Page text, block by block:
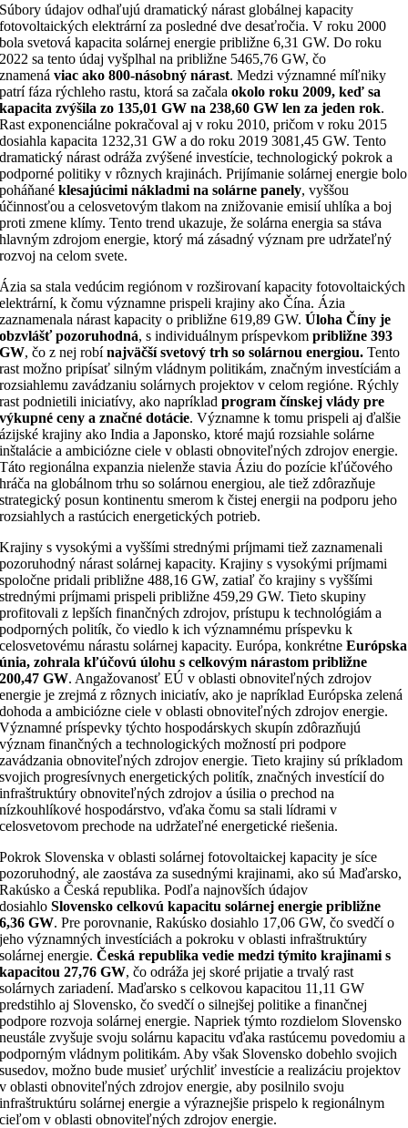
Súbory údajov odhaľujú dramatický nárast globálnej kapacity
fotovoltaických elektrární za posledné dve desaťročia. V roku 2000
bola svetová kapacita solárnej energie približne 6,31 GW. Do roku
2022 sa tento údaj vyšplhal na približne 5465,76 GW, čo
znamenáviac ako 800-násobný nárast. Medzi významné míľniky
patrí fáza rýchleho rastu, ktorá sa začalaokolo roku 2009, keď sa
kapacita zvýšila zo 135,01 GW na 238,60 GW len za jeden rok.
Rast exponenciálne pokračoval aj v roku 2010, pričom v roku 2015
dosiahla kapacita 1232,31 GW a do roku 2019 3081,45 GW. Tento
dramatický nárast odráža zvýšené investície, technologický pokrok a
podporné politiky v rôznych krajinách. Prijímanie solárnej energie bolo
poháňané klesajúcimi nákladmi na solárne panely, vyššou
účinnosťou a celosvetovým tlakom na znižovanie emisií uhlíka a boj
proti zmene klímy. Tento trend ukazuje, že solárna energia sa stáva
hlavným zdrojom energie, ktorý má zásadný význam pre udržateľný
rozvoj na celom svete.
Ázia sa stala vedúcim regiónom v rozširovaní kapacity fotovoltaických
elektrární, k čomu významne prispeli krajiny ako Čína. Ázia
zaznamenala nárast kapacity o približne 619,89 GW.Úloha Číny je
obzvlášť pozoruhodná, s individuálnym príspevkompribližne 393
GW, čo z nej robínajväčší svetový trh so solárnou energiou. Tento
rast možno pripísať silným vládnym politikám, značným investíciám a
rozsiahlemu zavádzaniu solárnych projektov v celom regióne. Rýchly
rast podnietili iniciatívy, ako napríkladprogram čínskej vlády pre
výkupné ceny a značné dotácie. Významne k tomu prispeli aj ďalšie
ázijské krajiny ako India a Japonsko, ktoré majú rozsiahle solárne
inštalácie a ambiciózne ciele v oblasti obnoviteľných zdrojov energie.
Táto regionálna expanzia nielenže stavia Áziu do pozície kľúčového
hráča na globálnom trhu so solárnou energiou, ale tiež zdôrazňuje
strategický posun kontinentu smerom k čistej energii na podporu jeho
rozsiahlych a rastúcich energetických potrieb.
Krajiny s vysokými a vyššími strednými príjmami tiež zaznamenali
pozoruhodný nárast solárnej kapacity. Krajiny s vysokými príjmami
spoločne pridali približne 488,16 GW, zatiaľ čo krajiny s vyššími
strednými príjmami prispeli približne 459,29 GW. Tieto skupiny
profitovali z lepších finančných zdrojov, prístupu k technológiám a
podporných politík, čo viedlo k ich významnému príspevku k
celosvetovému nárastu solárnej kapacity. Európa, konkrétneEurópska
únia, zohrala kľúčovú úlohu s celkovým nárastom približne
200,47 GW. Angažovanosť EÚ v oblasti obnoviteľných zdrojov
energie je zrejmá z rôznych iniciatív, ako je napríklad Európska zelená
dohoda a ambiciózne ciele v oblasti obnoviteľných zdrojov energie.
Významné príspevky týchto hospodárskych skupín zdôrazňujú
význam finančných a technologických možností pri podpore
zavádzania obnoviteľných zdrojov energie. Tieto krajiny sú príkladom
svojich progresívnych energetických politík, značných investícií do
infraštruktúry obnoviteľných zdrojov a úsilia o prechod na
nízkouhlíkové hospodárstvo, vďaka čomu sa stali lídrami v
celosvetovom prechode na udržateľné energetické riešenia.
Pokrok Slovenska v oblasti solárnej fotovoltaickej kapacity je síce
pozoruhodný, ale zaostáva za susednými krajinami, ako sú Maďarsko,
Rakúsko a Česká republika. Podľa najnovších údajov
dosiahloSlovensko celkovú kapacitu solárnej energie približne
6,36 GW. Pre porovnanie, Rakúsko dosiahlo 17,06 GW, čo svedčí o
jeho významných investíciách a pokroku v oblasti infraštruktúry
solárnej energie.Česká republika vedie medzi týmito krajinami s
kapacitou 27,76 GW, čo odráža jej skoré prijatie a trvalý rast
solárnych zariadení. Maďarsko s celkovou kapacitou 11,11 GW
predstihlo aj Slovensko, čo svedčí o silnejšej politike a finančnej
podpore rozvoja solárnej energie. Napriek týmto rozdielom Slovensko
neustále zvyšuje svoju solárnu kapacitu vďaka rastúcemu povedomiu a
podporným vládnym politikám. Aby však Slovensko dobehlo svojich
susedov, možno bude musieť urýchliť investície a realizáciu projektov
v oblasti obnoviteľných zdrojov energie, aby posilnilo svoju
infraštruktúru solárnej energie a výraznejšie prispelo k regionálnym
cieľom v oblasti obnoviteľných zdrojov energie.